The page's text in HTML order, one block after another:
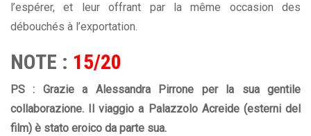
l’espérer, et leur offrant par la même occasion des
débouchés à l’exportation.
NOTE : 15/20
PS : Grazie a Alessandra Pirrone per la sua gentile
collaborazione. Il viaggio a Palazzolo Acreide (esterni del
film) è stato eroico da parte sua.